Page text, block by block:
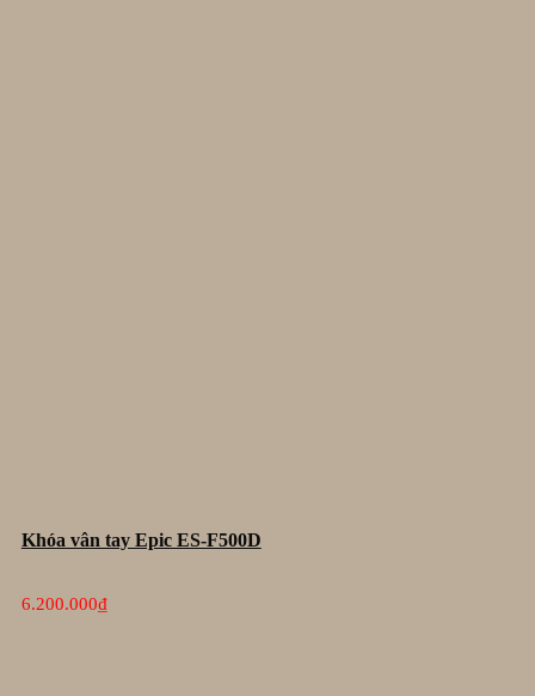
Khóa vân tay Epic ES-F500D
6.200.000₫